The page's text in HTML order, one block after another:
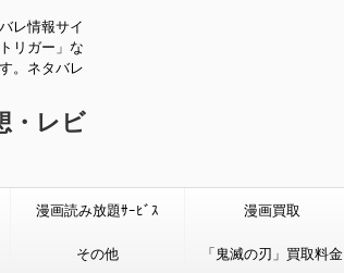
レ情報サイ
リガー」な
。ネタバレ
・レビ
漫画読み放題ｻｰﾋﾞｽ 漫画買取
その他 「鬼滅の刃」買取料金